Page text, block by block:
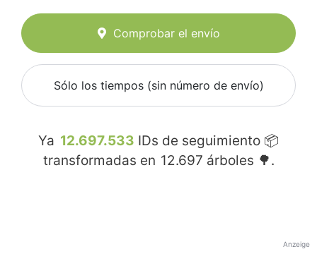
Comprobar el envío
Sólo los tiempos (sin número de envío)
Ya 12.697.533 IDs de seguimiento 📦
transformadas en 12.697 árboles 🌳.
Anzeige